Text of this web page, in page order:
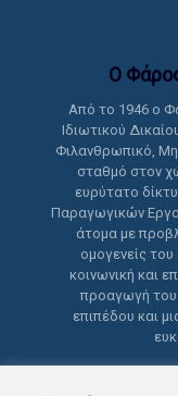
Ο
Από το 1946 ο
Ιδιωτικού
Φιλανθρωπικό,
σταθμό στον
ευρύτατο
Παραγωγικών
άτομα με
ομογενείς
κοινωνική και
προαγωγή του
επιπέδου και